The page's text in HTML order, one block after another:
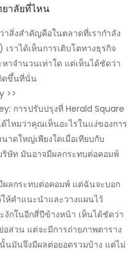
ยาลัยที่ไหน
สิ่งสำคัญคือในตลาดที่เรากำลัง
เราได้เห็นการเติบโตทางธุรกิจ
าจำนวนเท่าใด แต่เห็นได้ชัดว่า
ดขึ้นที่นั่น
>>
การปรับปรุงที่ Herald Square
ไหมว่าคุณเห็นอะไรในแง่ของการ
ดใหญ่เพียงใดเมื่อเทียบกับ
ริษัท มันอาจมีผลกระทบต่อคอมพ์
ลกระทบต่อคอมพ์ แต่ฉันจะบอก
ห้คำแนะนำและวางแผนไว้
กในอีกสี่ปีข้างหน้า เห็นได้ชัดว่า
อส่วน แต่จะมีการถ่ายภาพตาราง
นมันจึงมีผลต่อยอดรวมบ้าง แต่ไม่